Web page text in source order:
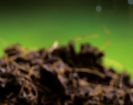
HOME
ABOUT
PRODOTTI